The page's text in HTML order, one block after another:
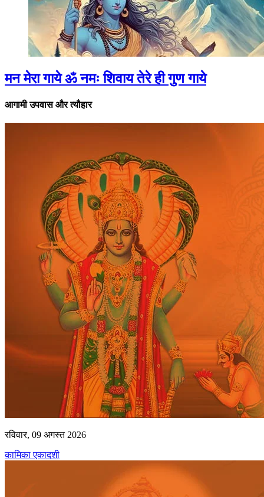
मन मेरा गाये ॐ नमः शिवाय तेरे ही गुण गाये
आगामी उपवास और त्यौहार
रविवार, 09 अगस्त 2026
कामिका एकादशी